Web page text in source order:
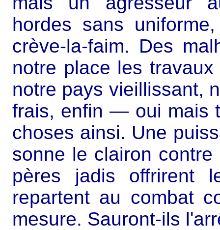
hordes sans
crève-la-faim. Des
notre place les
notre pays vieillissant,
frais, enfin — oui mais
choses ainsi. Une
sonne le clairon
pères jadis offrirent
repartent au combat
mesure. Sauront-ils